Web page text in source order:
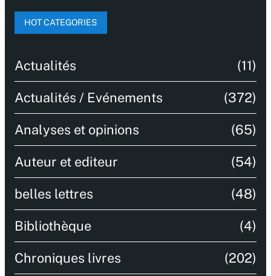
HOT CATEGORIES
Actualités (11)
Actualités / Evénements (372)
Analyses et opinions (65)
Auteur et editeur (54)
belles lettres (48)
Bibliothèque (4)
Chroniques livres (202)